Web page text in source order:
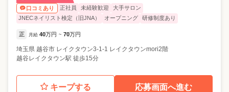
口コミあり
正社員 未経験歓迎
大手サロン
JNECネイリスト検定（旧JNA）
オープニング 研修制度あり
正 月給 40万円 ~ 70万円
埼玉県 越谷市 レイクタウン3-1-1 レイクタウンmori2階
越谷レイクタウン駅 徒歩15分
キープする 応募画面へ進む